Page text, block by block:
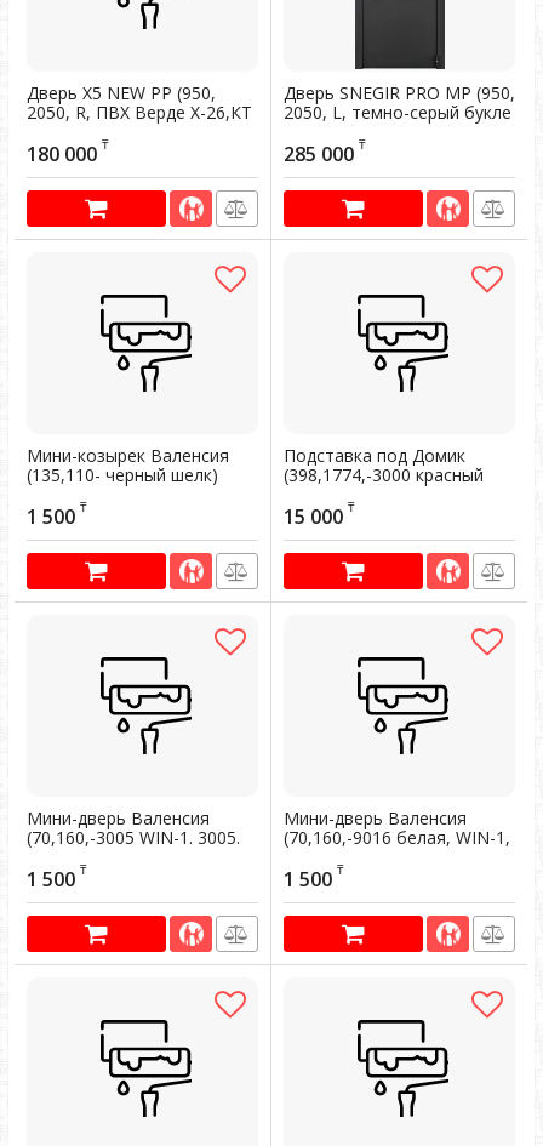
Дверь Х5 NEW PP (950,
2050, R, ПВХ Верде X-26,КТ
Белый, X6-26-M, хром,
НАКЛ, НУ-1, ПВХ Верде)
180 000 ₸
Дверь SNEGIR PRO MP (950,
2050, L, темно-серый букле
графит, -, ПВХ Бетон
известковый ,S60-HT1,
285 000 ₸
Мини-козырек Валенсия
(135,110- черный шелк)
Артикул:
1 500 ₸
Подставка под Домик
(398,1774,-3000 красный
Артикул:
15 000 ₸
Мини-дверь Валенсия
(70,160,-3005 WIN-1. 3005.
Артикул:
1 500 ₸
Мини-дверь Валенсия
(70,160,-9016 белая, WIN-1,
Артикул:
1 500 ₸